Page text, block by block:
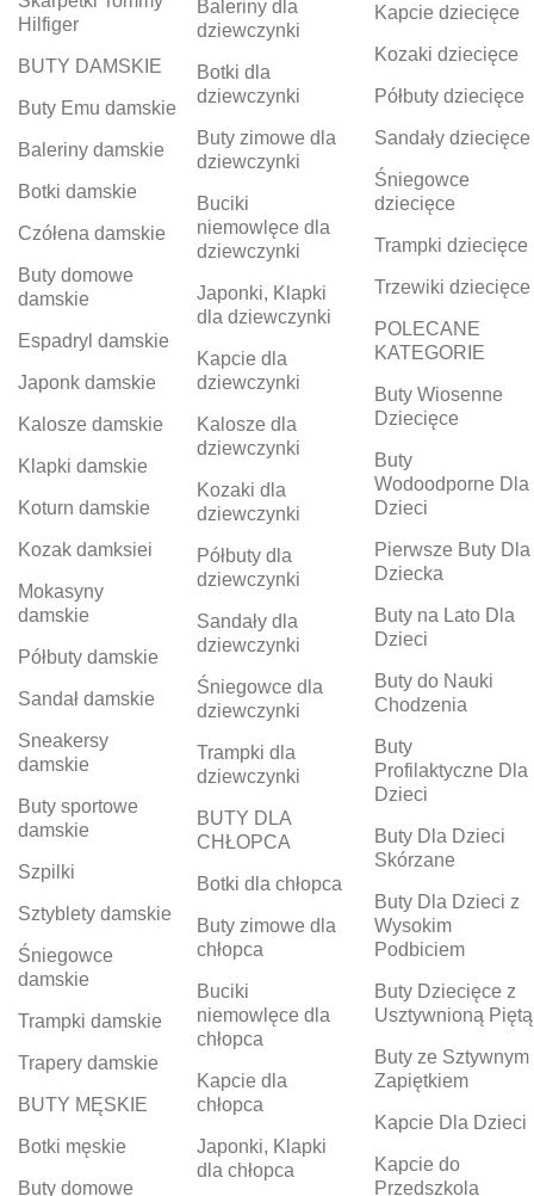
Hilfiger
BUTY DAMSKIE
Buty Emu damskie
Baleriny damskie
Botki damskie
Czółena damskie
Buty domowe
damskie
Espadryl damskie
Japonk damskie
Kalosze damskie
Klapki damskie
Koturn damskie
Kozak damksiei
Mokasyny
damskie
Półbuty damskie
Sandał damskie
Sneakersy
damskie
Buty sportowe
damskie
Szpilki
Sztyblety damskie
Śniegowce
damskie
Trampki damskie
Trapery damskie
BUTY MĘSKIE
Botki męskie
Buty domowe
Baleriny dla
dziewczynki
Botki dla
dziewczynki
Buty zimowe dla
dziewczynki
Buciki
niemowlęce dla
dziewczynki
Japonki, Klapki
dla dziewczynki
Kapcie dla
dziewczynki
Kalosze dla
dziewczynki
Kozaki dla
dziewczynki
Półbuty dla
dziewczynki
Sandały dla
dziewczynki
Śniegowce dla
dziewczynki
Trampki dla
dziewczynki
BUTY DLA
CHŁOPCA
Botki dla chłopca
Buty zimowe dla
chłopca
Buciki
niemowlęce dla
chłopca
Kapcie dla
chłopca
Japonki, Klapki
dla chłopca
Kapcie dziecięce
Kozaki dziecięce
Półbuty dziecięce
Sandały dziecięce
Śniegowce
dziecięce
Trampki dziecięce
Trzewiki dziecięce
POLECANE
KATEGORIE
Buty Wiosenne
Dziecięce
Buty
Wodoodporne Dla
Dzieci
Pierwsze Buty Dla
Dziecka
Buty na Lato Dla
Dzieci
Buty do Nauki
Chodzenia
Buty
Profilaktyczne Dla
Dzieci
Buty Dla Dzieci
Skórzane
Buty Dla Dzieci z
Wysokim
Podbiciem
Buty Dziecięce z
Usztywnioną Piętą
Buty ze Sztywnym
Zapiętkiem
Kapcie Dla Dzieci
Kapcie do
Przedszkola